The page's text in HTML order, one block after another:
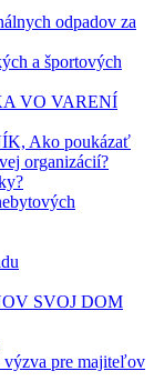
odpadov za
a športových
VO VARENÍ
Ako poukázať
organizácií?
SVOJ DOM
výzva pre majiteľov